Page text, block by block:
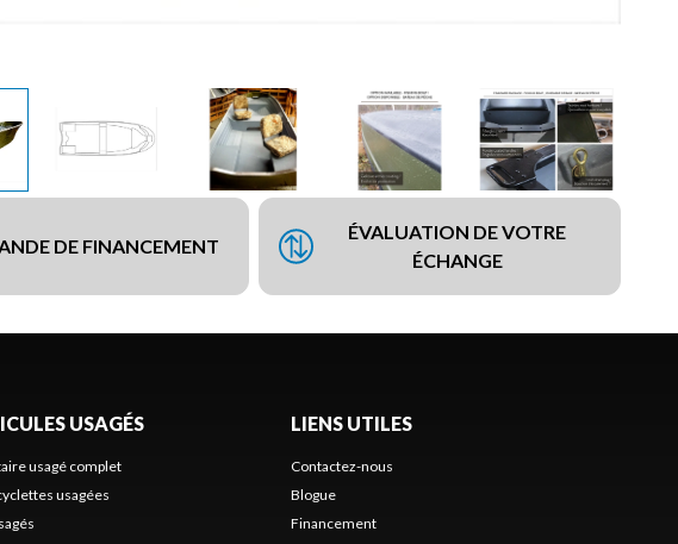
DE FINANCEMENT
ÉVALUATION DE VOTRE
ÉCHANGE
USAGÉS
usagé complet
usagées
LIENS UTILES
Contactez-nous
Blogue
Financement